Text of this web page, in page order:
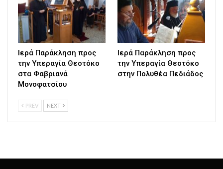
Ιερά Παράκληση προς
την Υπεραγία Θεοτόκο
στα Φαβριανά
Μονοφατσίου
Ιερά Παράκληση προς
την Υπεραγία Θεοτόκο
στην Πολυθέα Πεδιάδος
PREV NEXT